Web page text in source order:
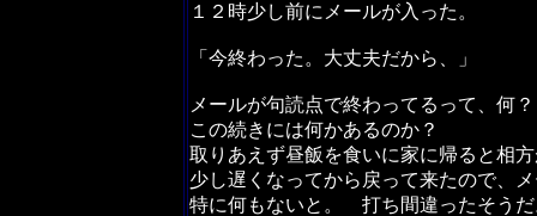
１２時少し前にメールが入った。
「今終わった。大丈夫だから、」
メールが句読点で終わってるって、何？
この続きには何かあるのか？
取りあえず昼飯を食いに家に帰ると相
少し遅くなってから戻って来たので、
特に何もないと。 打ち間違ったそう